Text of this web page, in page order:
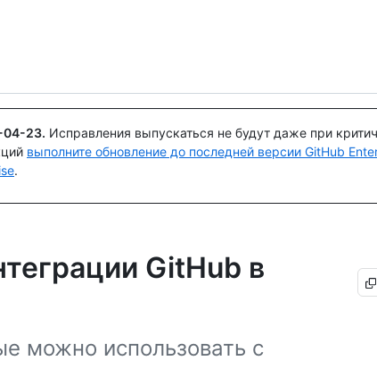
04-23. Исправления выпускаться не будут даже при
выполните обновление до последней версии GitHub
.
GitHub в
можно использовать с